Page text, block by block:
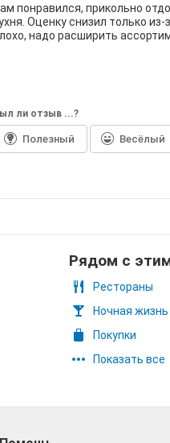
понравился, прикольно
Оценку снизил только
надо расширить
ли отзыв ...?
Полезный Весёлый
Рядом с
Рестораны
Ночная жизнь
Покупки
Показать все